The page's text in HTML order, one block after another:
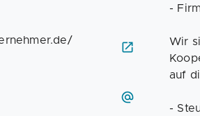
-
Wir
auf
-